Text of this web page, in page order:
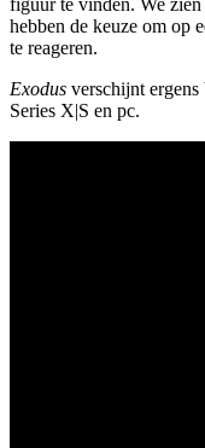
figuur te vinden. We
hebben de keuze om op
te reageren.
Exodus verschijnt
Series X|S en pc.